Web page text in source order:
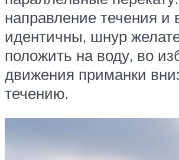
направление течения и
идентичны, шнур
положить на воду, во
движения приманки
течению.